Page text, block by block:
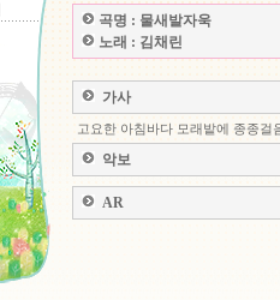
곡명 : 물새발자욱
노래 : 김채린
가사
고요한 아침바다 모래밭에 종종걸
악보
AR